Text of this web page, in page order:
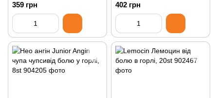
359 грн 402 грн